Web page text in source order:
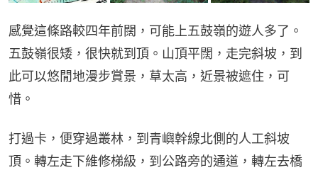
感覺這條路較四年前闊，可能上五鼓嶺的遊人多了。
五鼓嶺很矮，很快就到頂。山頂平闊，走完斜坡，到
此可以悠閒地漫步賞景，草太高，近景被遮住，可
惜。
打過卡，便穿過叢林，到青嶼幹線北側的人工斜坡
頂。轉左走下維修梯級，到公路旁的通道，轉左去橋